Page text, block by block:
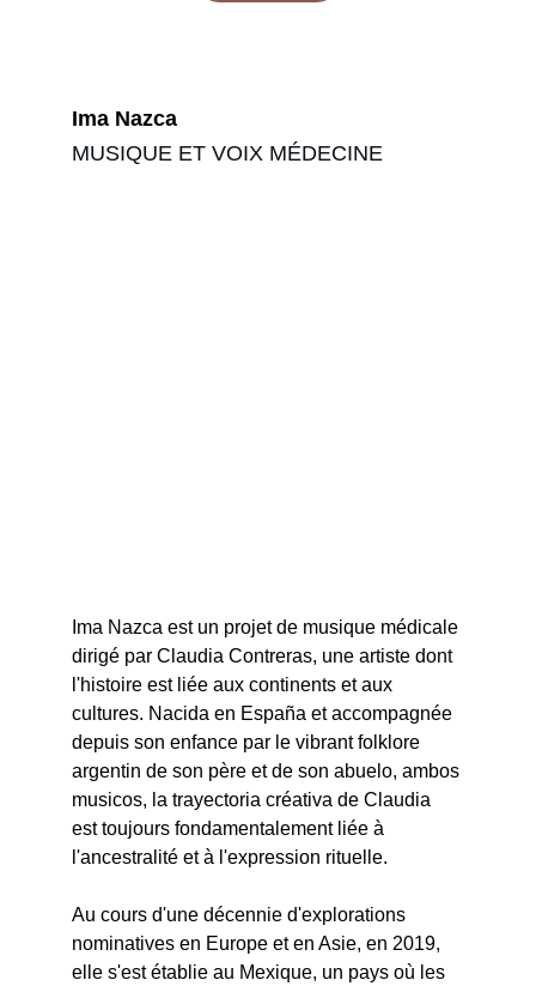
Ima Nazca
MUSIQUE ET VOIX MÉDECINE
Ima Nazca est un projet de musique médicale
dirigé par Claudia Contreras, une artiste dont
l'histoire est liée aux continents et aux
cultures. Nacida en España et accompagnée
depuis son enfance par le vibrant folklore
argentin de son père et de son abuelo, ambos
musicos, la trayectoria créativa de Claudia
est toujours fondamentalement liée à
l'ancestralité et à l'expression rituelle.
Au cours d'une décennie d'explorations
nominatives en Europe et en Asie, en 2019,
elle s'est établie au Mexique, un pays où les